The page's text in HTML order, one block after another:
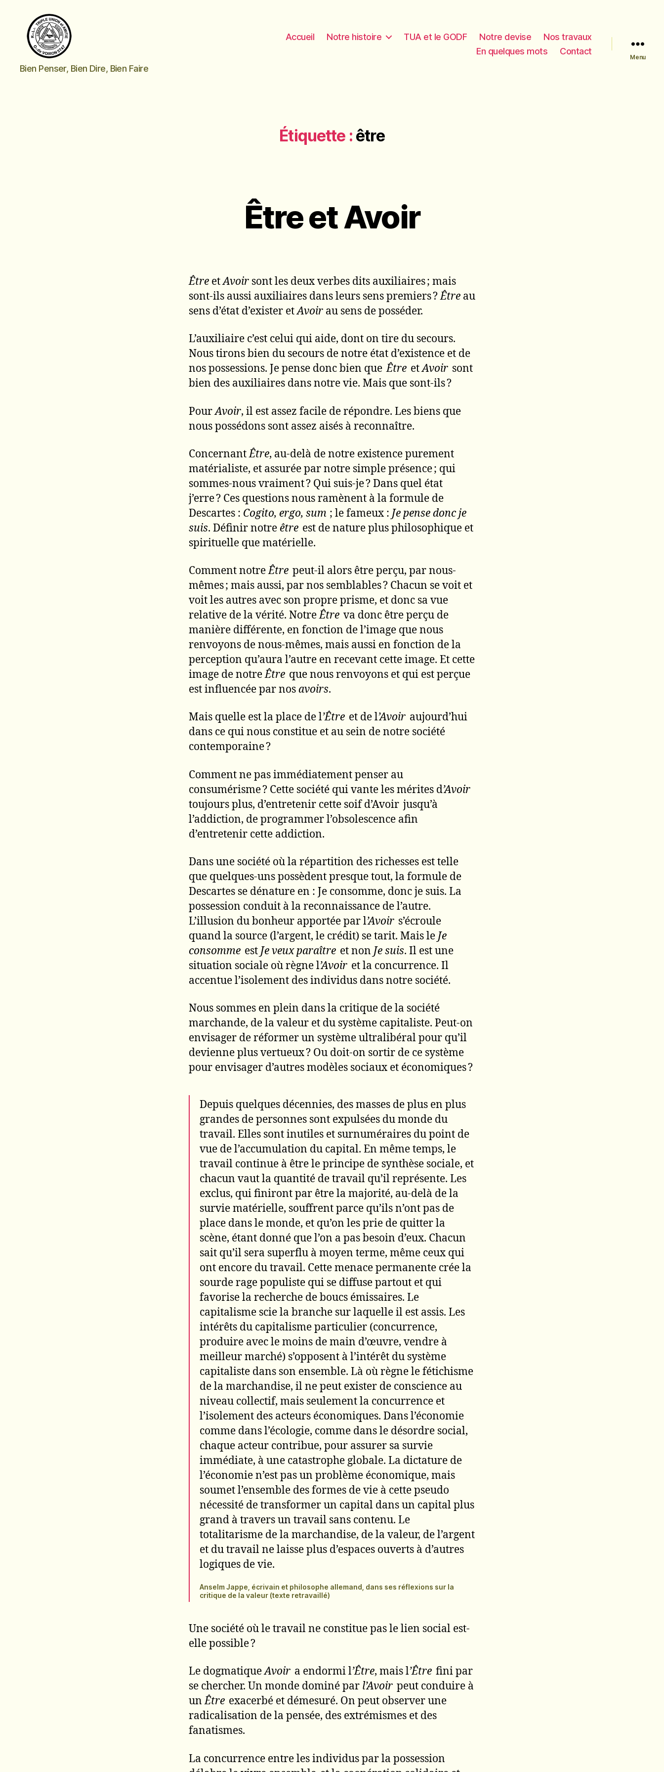
Triple
Union
Bien Penser, Bien Dire, Bien Faire
Accueil Notre histoire TUA et le GODF Notre devise
Nos travaux
En quelques mots
Contact
Menu
Étiquette : être
Être et Avoir
Être etAvoir sont les deux verbes dits auxiliaires ; mais
sont-ils aussi auxiliaires dans leurs sens premiers ?Être au
sens d’état d’exister etAvoir au sens de posséder.
L’auxiliaire c’est celui qui aide, dont on tire du secours.
Nous tirons bien du secours de notre état d’existence et de
nos possessions. Je pense donc bien queÊtre etAvoir sont
bien des auxiliaires dans notre vie. Mais que sont-ils ?
PourAvoir, il est assez facile de répondre. Les biens que
nous possédons sont assez aisés à reconnaître.
ConcernantÊtre, au-delà de notre existence purement
matérialiste, et assurée par notre simple présence ; qui
sommes-nous vraiment ? Qui suis-je ? Dans quel état
j’erre ? Ces questions nous ramènent à la formule de
Descartes : Cogito, ergo, sum ; le fameux : Je pense donc je
suis. Définir notre être est de nature plus philosophique et
spirituelle que matérielle.
Comment notreÊtre peut-il alors être perçu, par nous-
mêmes ; mais aussi, par nos semblables ? Chacun se voit et
voit les autres avec son propre prisme, et donc sa vue
relative de la vérité. NotreÊtre va donc être perçu de
manière différente, en fonction de l’image que nous
renvoyons de nous-mêmes, mais aussi en fonction de la
perception qu’aura l’autre en recevant cette image. Et cette
image de notreÊtre que nous renvoyons et qui est perçue
est influencée par nos avoirs.
Mais quelle est la place de l’Être et de l’Avoir aujourd’hui
dans ce qui nous constitue et au sein de notre société
contemporaine ?
Comment ne pas immédiatement penser au
consumérisme ? Cette société qui vante les mérites d’Avoir
toujours plus, d’entretenir cette soif d’Avoir jusqu’à
l’addiction, de programmer l’obsolescence afin
d’entretenir cette addiction.
Dans une société où la répartition des richesses est telle
que quelques-uns possèdent presque tout, la formule de
Descartes se dénature en : Je consomme, donc je suis. La
possession conduit à la reconnaissance de l’autre.
L’illusion du bonheur apportée par l’Avoir s’écroule
quand la source (l’argent, le crédit) se tarit. Mais le Je
consomme est Je veux paraître et non Je suis. Il est une
situation sociale où règne l’Avoir et la concurrence. Il
accentue l’isolement des individus dans notre société.
Nous sommes en plein dans la critique de la société
marchande, de la valeur et du système capitaliste. Peut-on
envisager de réformer un système ultralibéral pour qu’il
devienne plus vertueux ? Ou doit-on sortir de ce système
pour envisager d’autres modèles sociaux et économiques ?
Depuis quelques décennies, des masses de plus en plus
grandes de personnes sont expulsées du monde du
travail. Elles sont inutiles et surnuméraires du point de
vue de l’accumulation du capital. En même temps, le
travail continue à être le principe de synthèse sociale, et
chacun vaut la quantité de travail qu’il représente. Les
exclus, qui finiront par être la majorité, au-delà de la
survie matérielle, souffrent parce qu’ils n’ont pas de
place dans le monde, et qu’on les prie de quitter la
scène, étant donné que l’on a pas besoin d’eux. Chacun
sait qu’il sera superflu à moyen terme, même ceux qui
ont encore du travail. Cette menace permanente crée la
sourde rage populiste qui se diffuse partout et qui
favorise la recherche de boucs émissaires. Le
capitalisme scie la branche sur laquelle il est assis. Les
intérêts du capitalisme particulier (concurrence,
produire avec le moins de main d’œuvre, vendre à
meilleur marché) s’opposent à l’intérêt du système
capitaliste dans son ensemble. Là où règne le fétichisme
de la marchandise, il ne peut exister de conscience au
niveau collectif, mais seulement la concurrence et
l’isolement des acteurs économiques. Dans l’économie
comme dans l’écologie, comme dans le désordre social,
chaque acteur contribue, pour assurer sa survie
immédiate, à une catastrophe globale. La dictature de
l’économie n’est pas un problème économique, mais
soumet l’ensemble des formes de vie à cette pseudo
nécessité de transformer un capital dans un capital plus
grand à travers un travail sans contenu. Le
totalitarisme de la marchandise, de la valeur, de l’argent
et du travail ne laisse plus d’espaces ouverts à d’autres
logiques de vie.
Anselm Jappe, écrivain et philosophe allemand, dans ses réflexions sur la
critique de la valeur (texte retravaillé)
Une société où le travail ne constitue pas le lien social est-
elle possible ?
Le dogmatiqueAvoir a endormi l’Être, mais l’Être fini par
se chercher. Un monde dominé par l’Avoir peut conduire à
unÊtre exacerbé et démesuré. On peut observer une
radicalisation de la pensée, des extrémismes et des
fanatismes.
La concurrence entre les individus par la possession